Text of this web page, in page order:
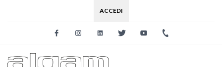
ACCEDI
FacebookInstagramLinkedinTwitter Youtube